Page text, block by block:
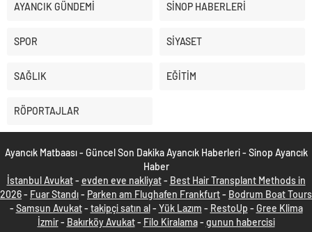
AYANCIK GÜNDEMİ SİNOP HABERLERİ
SPOR SİYASET
SAĞLIK EĞİTİM
RÖPORTAJLAR
Ayancık Matbaası - Güncel Son Dakika Ayancık Haberleri - Sinop Ayancık
Haber
İstanbul Avukat- evden eve nakliyat- Best Hair Transplant Methods in
2026- Fuar Standı- Parken am Flughafen Frankfurt- Bodrum Boat Tours
- Samsun Avukat- takipçi satın al - Yük Lazım - RestoUp - Gree Klima
İzmir- Bakırköy Avukat- Filo Kiralama- gunun habercisi